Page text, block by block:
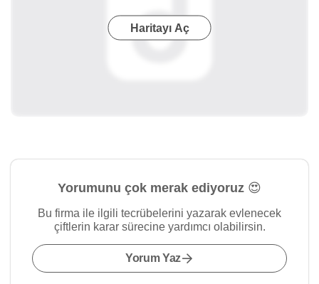
Haritayı Aç
Yorumunu çok merak ediyoruz 😍
Bu firma ile ilgili tecrübelerini yazarak evlenecek
çiftlerin karar sürecine yardımcı olabilirsin.
Yorum Yaz